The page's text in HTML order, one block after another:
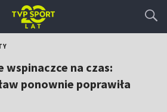
wspinaczce na czas:
ponownie poprawiła